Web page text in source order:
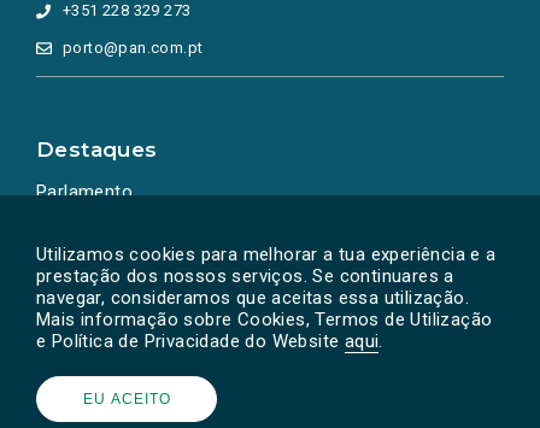
Utilizamos cookies para melhorar a tua experiência e a
prestação dos nossos serviços. Se continuares a
navegar, consideramos que aceitas essa utilização.
Mais informação sobre Cookies, Termos de Utilização
e Política de Privacidade do Website aqui.
EU ACEITO
+351 228 329 273
porto@pan.com.pt
Destaques
Parlamento
Powered by © PAN 2026